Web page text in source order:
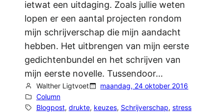
ietwat een uitdaging. Zoals jullie weten
lopen er een aantal projecten rondom
mijn schrijverschap die mijn aandacht
hebben. Het uitbrengen van mijn eerste
gedichtenbundel en het schrijven van
mijn eerste novelle. Tussendoor…
Walther Ligtvoet
maandag, 24 oktober 2016
Column
Blogpost, drukte, keuzes, Schrijverschap, stress